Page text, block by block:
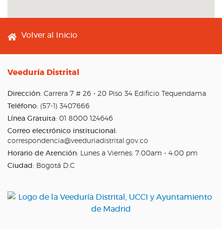
Footer menu
Volver al Inicio
Veeduría Distrital
Dirección: Carrera 7 # 26 - 20 Piso 34 Edificio Tequendama
Teléfono: (57-1) 3407666
Línea Gratuita: 01 8000 124646
Correo electrónico institucional:
correspondencia@veeduriadistrital.gov.co
Horario de Atención: Lunes a Viernes: 7:00am - 4:00 pm
Ciudad: Bogotá D.C